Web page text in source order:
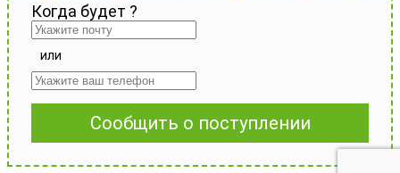
Когда будет ?
или
Сообщить о поступлении